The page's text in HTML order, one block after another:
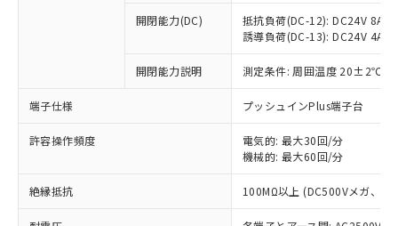
開閉能力(DC)
抵抗負荷(DC-12): DC24V 8A/
誘導負荷(DC-13): DC24V 4A/
開閉能力説明 測定条件: 周囲温度 20±2℃、
端子仕様 プッシュインPlus端子台
許容操作頻度
電気的: 最大30回/分
機械的: 最大60回/分
絶縁抵抗 100MΩ以上 (DC500Vメガ、点
商品の当社在庫状況および標準価格
(税抜)を提供させていただくもので
当社制御機器事業取扱商品の中には、
本サービスの対象外となる商品もある
ことをご了承ください。
在庫状況および標準価格照会結果は、
記載している更新日時点での社内デー
タに基づき作成されるものであり、閲
覧された時点での実際の在庫および標
準価格とは異なる場合があることをご
非含有の対応状況を調査中または確認中の
非該当品：ライセンス料など無形物で、有
害物質有無と関係のない商品です。
いたものが、含有品と判明した場合などや
むを得ず変更することがあります。
鉛(Pb) 1000ppm以下、 水銀(Hg) 1000ppm以下、 カド
六価クロム(Cr(Ⅵ)) 1000ppm以下、ポリ臭化ビフェニル
類(PBB) 1000ppm以下、ポリ臭化ジフェニルエーテル類
「○」：最大均質材料含有率が中国RoHSの
基準値以下であることを示します。
「×」：最大均質材料含有率が中国RoHSの
基準値を超えていることを示します。
い合わせください。
*中国RoHS10物質の基準値 (GB/T26572)：
Pb(鉛) :1000ppm、 Hg(水銀) : 1000ppm、 Cd(カドミウ
ム) : 100ppm、
Cr(Ⅵ)(六価クロム) : 1000ppm、 PBBs(ポリ臭化ビフェ
当社は、これら貴社製品のうち、外国
為替および外国貿易法に定める商品
（以下｢規制貨物等」という）を輸出
または国外への提供する場合は、日本
国政府の輸出許可(または役務取引許
可)を取得するなどの必要な手続きを